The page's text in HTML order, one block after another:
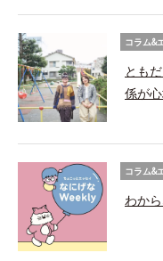
コラム&
とも
係が
コラム&
わか